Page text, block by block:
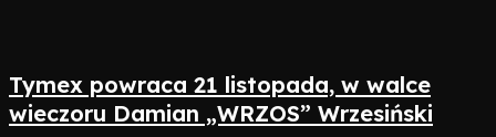
Tymex powraca 21 listopada, w walce
wieczoru Damian „WRZOS” Wrzesiński